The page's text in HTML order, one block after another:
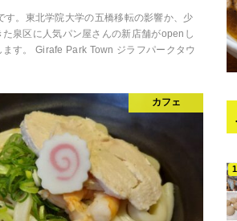
す。東北学院大学の五橋移転の影響か、少
た泉区に人気パン屋さんの新店舗がopenし
す。 Girafe Park Town ジラフパークタウ
カフェ